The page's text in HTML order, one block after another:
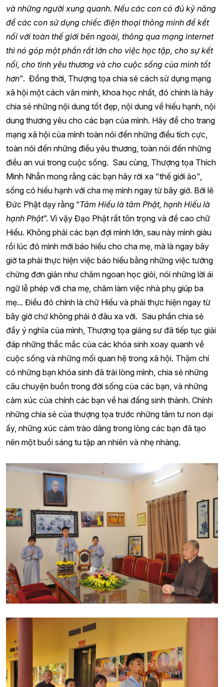
và những người xung quanh. Nếu các con có đủ kỹ năng
để các con sử dụng chiếc điện thoại thông minh để kết
nối với toàn thế giới bên ngoài, thông qua mạng internet
thì nó góp một phần rất lớn cho việc học tập, cho sự kết
nối, cho tình yêu thương và cho cuộc sống của mình tốt
hơn". Đồng thời, Thượng tọa chia sẻ cách sử dụng mạng
xã hội một cách văn minh, khoa học nhất, đó chính là hãy
chia sẻ những nội dung tốt đẹp, nội dung về hiếu hạnh, nội
dung thương yêu cho các bạn của mình. Hãy để cho trang
mạng xã hội của mình toàn nói đến những điều tích cực,
toàn nói đến những điều yêu thương, toàn nói đến những
điều an vui trong cuộc sống. Sau cùng, Thượng tọa Thích
Minh Nhẫn mong rằng các bạn hãy rời xa "thế giới ảo",
sống có hiếu hạnh với cha mẹ mình ngay từ bây giờ. Bởi lẽ
Đức Phật dạy rằng “Tâm Hiếu là tâm Phật, hạnh Hiếu là
hạnh Phật”. Vì vậy Đạo Phật rất tôn trọng và đề cao chữ
Hiếu. Không phải các bạn đợi mình lớn, sau này mình giàu
rồi lúc đó mình mới báo hiếu cho cha mẹ, mà là ngay bây
giờ ta phải thực hiện việc báo hiếu bằng những việc tưởng
chừng đơn giản như chăm ngoan học giỏi, nói những lời ái
ngữ lễ phép với cha mẹ, chăm làm việc nhà phụ giúp ba
mẹ... Điều đó chính là chữ Hiếu và phải thực hiện ngay từ
bây giờ chứ không phải ở đâu xa vời. Sau phần chia sẻ
đầy ý nghĩa của mình, Thượng tọa giảng sư đã tiếp tục giải
đáp những thắc mắc của các khóa sinh xoay quanh về
cuộc sống và những mối quan hệ trong xã hội. Thậm chí
có những bạn khóa sinh đã trải lòng mình, chia sẻ những
câu chuyện buồn trong đời sống của các bạn, và những
cảm xúc của chính các bạn về hai đấng sinh thành. Chính
những chia sẻ của thượng tọa trước những tâm tư non dại
ấy, những xúc cảm trào dâng trong lòng các bạn đã tạo
nên một buổi sáng tu tập an nhiên và nhẹ nhàng.